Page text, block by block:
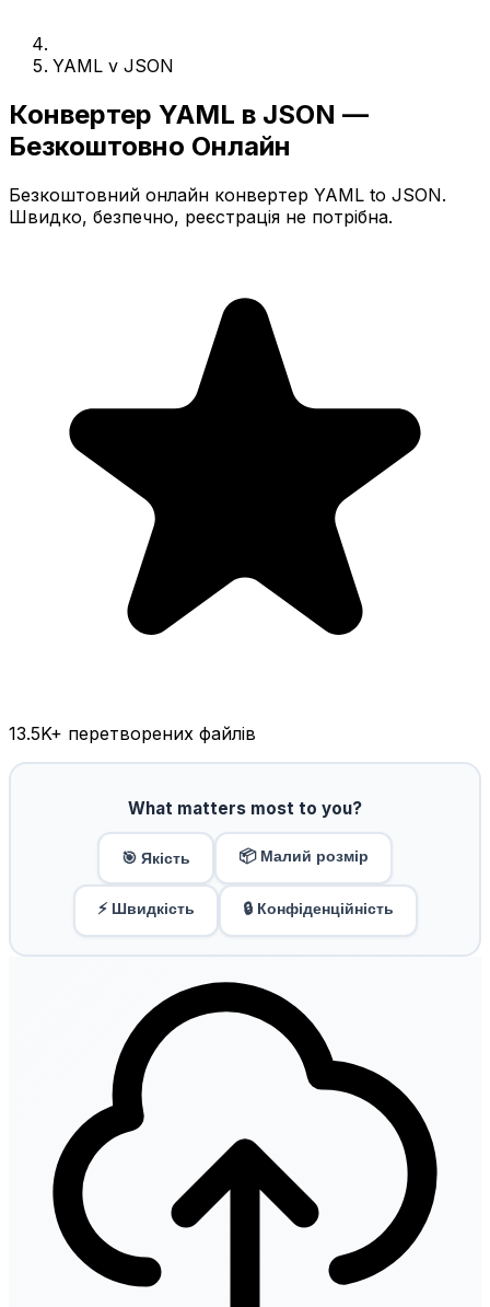
YAML v JSON
Конвертер YAML в JSON —
Безкоштовно Онлайн
Безкоштовний онлайн конвертер YAML to JSON.
Швидко, безпечно, реєстрація не потрібна.
13.5K+ перетворених файлів
What matters most to you?
🎯 Якість 📦 Малий розмір
⚡ Швидкість 🔒 Конфіденційність